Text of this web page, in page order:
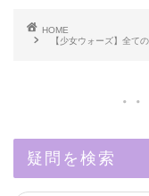
HOME
【少女ウォーズ】全て
疑問を検索